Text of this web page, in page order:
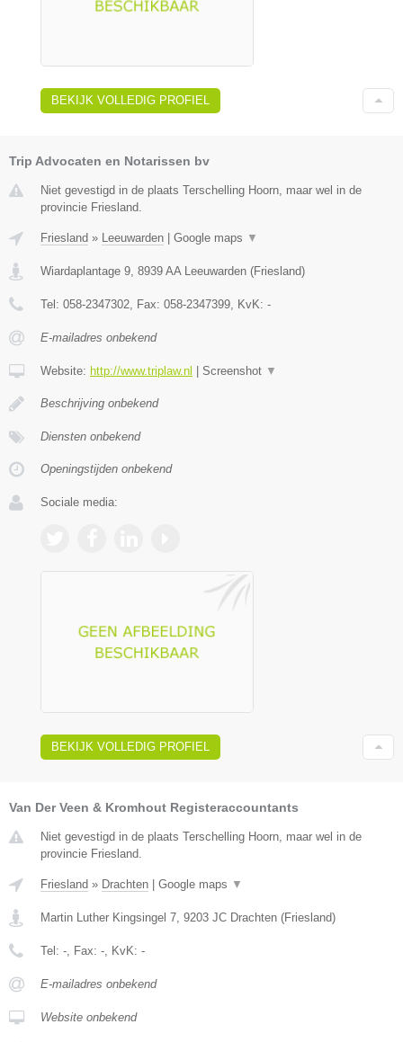
BEKIJK VOLLEDIG PROFIEL
Trip Advocaten en Notarissen bv
Niet gevestigd in de plaats Terschelling Hoorn, maar wel in de
provincie Friesland.
Friesland » Leeuwarden | Google maps ▼
Wiardaplantage 9 8939 AA Leeuwarden (Friesland)
Tel: 058-2347302 , Fax: 058-2347399 , KvK: -
E-mailadres onbekend
Website: http://www.triplaw.nl | Screenshot ▼
Beschrijving onbekend
Diensten onbekend
Openingstijden onbekend
Sociale media:
BEKIJK VOLLEDIG PROFIEL
Van Der Veen & Kromhout Registeraccountants
Niet gevestigd in de plaats Terschelling Hoorn, maar wel in de
provincie Friesland.
Friesland » Drachten Google maps ▼
Martin Luther Kingsingel 7, 9203 JC Drachten (Friesland)
Tel: -, Fax: -, KvK: -
E-mailadres onbekend
Website onbekend